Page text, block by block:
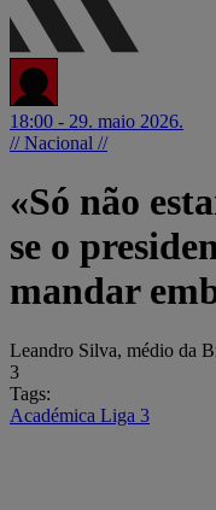
18:00 - 29. maio 2026.
// Nacional //
«Só não
se o
mandar
Leandro Silva, médio da
3
Tags:
Académica Liga 3